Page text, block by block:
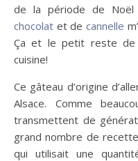
de la période de Noël
chocolat et de cannelle
Ça et le petit reste de
cuisine!
Ce gâteau d’origine
Alsace. Comme
transmettent de
grand nombre de
qui utilisait une